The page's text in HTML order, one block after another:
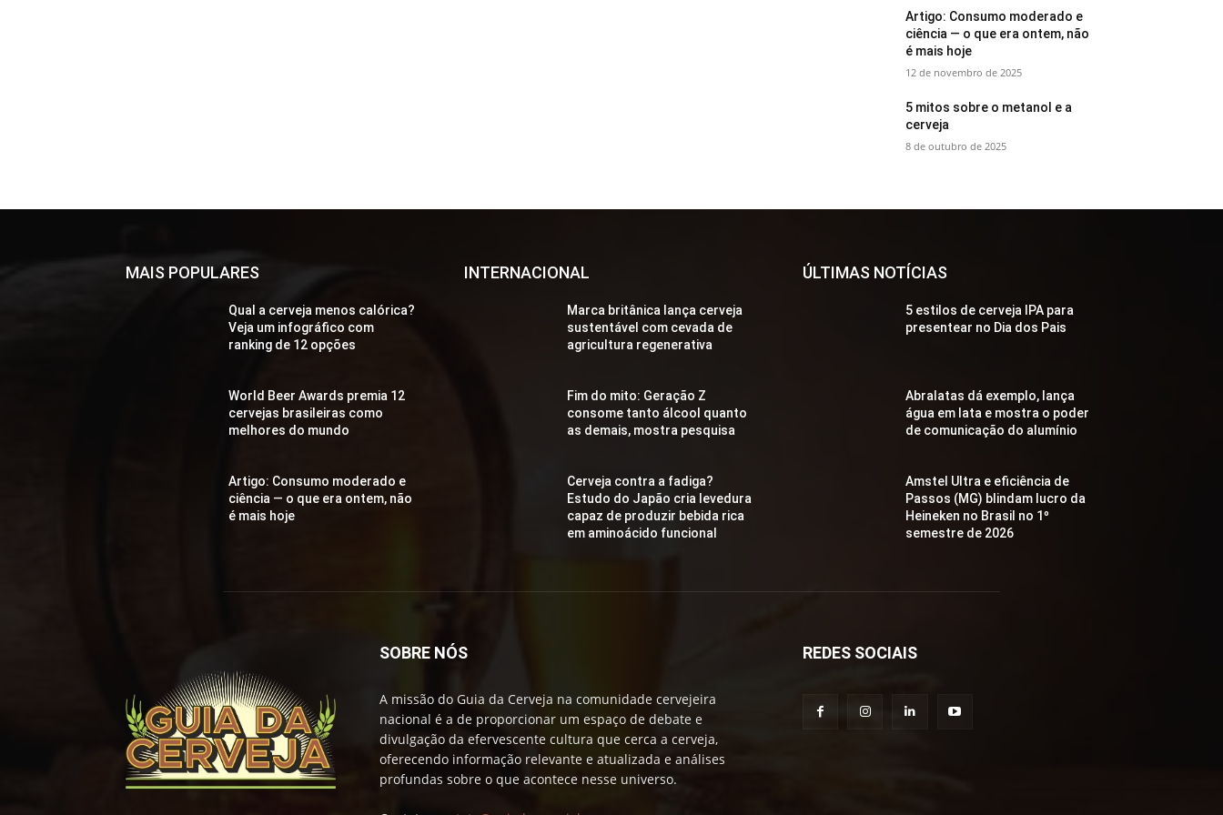
Artigo: Consumo moderado e
ciência — o que era ontem, não
é mais hoje
12 de novembro de 2025
5 mitos sobre o metanol e a
cerveja
8 de outubro de 2025
MAIS POPULARES
Qual a cerveja menos calórica?
Veja um infográfico com
ranking de 12 opções
World Beer Awards premia 12
cervejas brasileiras como
melhores do mundo
Artigo: Consumo moderado e
ciência — o que era ontem, não
é mais hoje
INTERNACIONAL
Marca britânica lança cerveja
sustentável com cevada de
agricultura regenerativa
Fim do mito: Geração Z
consome tanto álcool quanto
as demais, mostra pesquisa
Cerveja contra a fadiga?
Estudo do Japão cria levedura
capaz de produzir bebida rica
em aminoácido funcional
ÚLTIMAS NOTÍCIAS
5 estilos de cerveja IPA para
presentear no Dia dos Pais
Abralatas dá exemplo, lança
água em lata e mostra o poder
de comunicação do alumínio
Amstel Ultra e eficiência de
Passos (MG) blindam lucro da
Heineken no Brasil no 1º
semestre de 2026
SOBRE NÓS
A missão do Guia da Cerveja na comunidade cervejeira
nacional é a de proporcionar um espaço de debate e
divulgação da efervescente cultura que cerca a cerveja,
oferecendo informação relevante e atualizada e análises
profundas sobre o que acontece nesse universo.
REDES SOCIAIS